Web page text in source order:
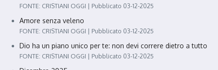
FONTE: CRISTIANI OGGI Pubblicato 03-12-2025
Amore senza veleno
FONTE: CRISTIANI OGGI Pubblicato 03-12-2025
Dio ha un piano unico per te: non devi correre dietro a tutto
FONTE: CRISTIANI OGGI Pubblicato 03-12-2025